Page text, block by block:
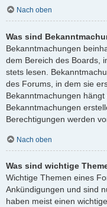
Nach oben
Was sind
Bekanntmachungen
dem Bereich des Boards,
stets lesen.
des Forums, in dem sie
Bekanntmachungen
Bekanntmachungen
Berechtigungen werden
Nach oben
Was sind wichtige
Wichtige Themen eines
Ankündigungen und sind
haben meist einen